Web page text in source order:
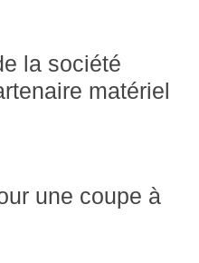
la société
matériel
une coupe à